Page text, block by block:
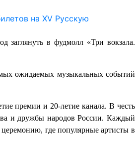
заглянуть в фудмолл «Три вокзала.
ожидаемых музыкальных событий
премии и 20-летие канала. В честь
и дружбы народов России. Каждый
церемонию, где популярные артисты в